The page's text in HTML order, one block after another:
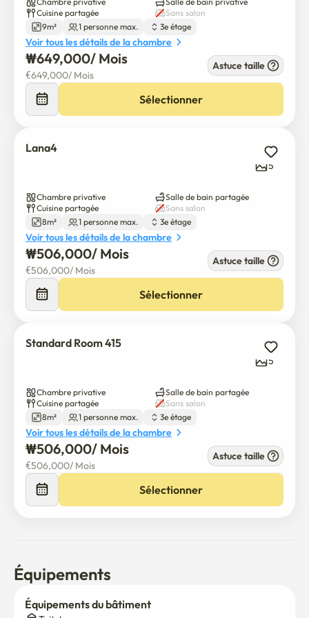
	12. Aucun inconvénient même pour les utilisateurs de
mini-chambres – 3 toilettes communes sont disponibles!
Cuisine partagée
Sans salon
9m²
1 personne max. 3e étage
Voir tous les détails de la chambre
₩649,000/ Mois
€649,000/ Mois
Astuce taille
Sélectionner
Lana4
5
Chambre privative
Salle de bain partagée
Cuisine partagée
Sans salon
8m²
1 personne max. 3e étage
Voir tous les détails de la chambre
₩506,000/ Mois
€506,000/ Mois
Astuce taille
Sélectionner
Standard Room 415
5
Chambre privative
Salle de bain partagée
Cuisine partagée
Sans salon
8m²
1 personne max. 3e étage
Voir tous les détails de la chambre
₩506,000/ Mois
€506,000/ Mois
Astuce taille
Sélectionner
Équipements
Équipements du bâtiment